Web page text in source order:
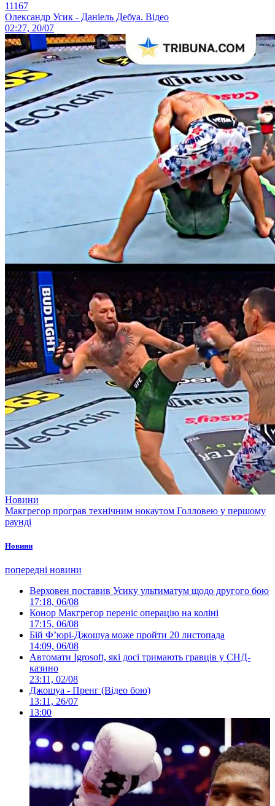
11167
Олександр Усик - Даніель Дебуа. Відео
02:27, 20/07
Новини
Макгрегор програв технічним нокаутом Голловею у першому
раунді
Новини
попередні новини
Верховен поставив Усику ультиматум щодо другого бою
17:18, 06/08
Конор Макгрегор переніс операцію на коліні
17:15, 06/08
Бій Ф’юрі-Джошуа може пройти 20 листопада
14:09, 06/08
Автомати Igrosoft, які досі тримають гравців у СНД-
казино
23:11, 02/08
Джошуа - Пренг (Відео бою)
13:11, 26/07
13:00